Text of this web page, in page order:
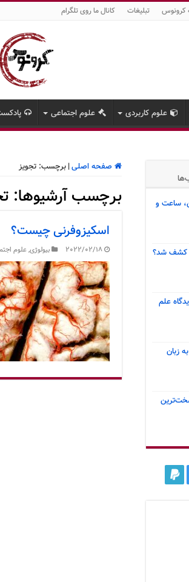
کرونوس تبلیغات کانال ما روی تلگرام
علوم کاربردی علوم اجتماعی
صفحه اصلی| برچسب: تجویز
برچسب آرشیوها:
اسکیزوفرنی چیست؟
2022/02/18 بیولوژی,علوم
ساعت و
کشف شد؟
علم
زبان